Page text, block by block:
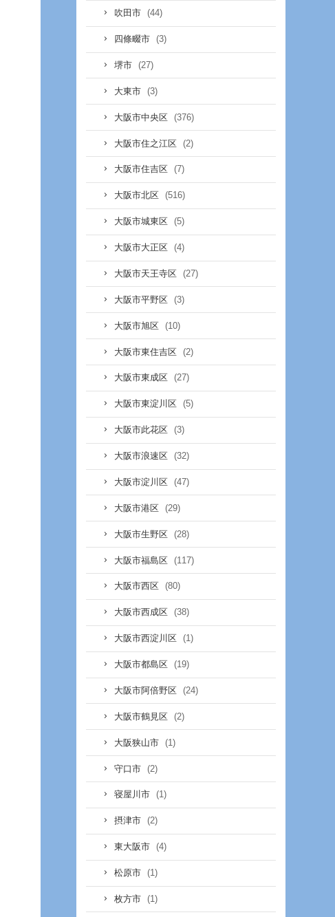
吹田市 (44)
四條畷市 (3)
堺市 (27)
大東市 (3)
大阪市中央区 (376)
大阪市住之江区 (2)
大阪市住吉区 (7)
大阪市北区 (516)
大阪市城東区 (5)
大阪市大正区 (4)
大阪市天王寺区 (27)
大阪市平野区 (3)
大阪市旭区 (10)
大阪市東住吉区 (2)
大阪市東成区 (27)
大阪市東淀川区 (5)
大阪市此花区 (3)
大阪市浪速区 (32)
大阪市淀川区 (47)
大阪市港区 (29)
大阪市生野区 (28)
大阪市福島区 (117)
大阪市西区 (80)
大阪市西成区 (38)
大阪市西淀川区 (1)
大阪市都島区 (19)
大阪市阿倍野区 (24)
大阪市鶴見区 (2)
大阪狭山市 (1)
守口市 (2)
寝屋川市 (1)
摂津市 (2)
東大阪市 (4)
松原市 (1)
枚方市 (1)